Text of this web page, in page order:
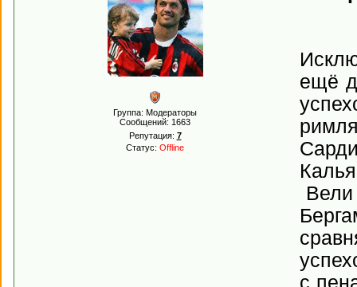
Группа: Модераторы
Сообщений: 1663
Репутация: 7
Статус: Offline
ещё
Вели
с